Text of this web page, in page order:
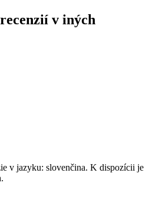
v iných
v jazyku: slovenčina. K dispozícii je